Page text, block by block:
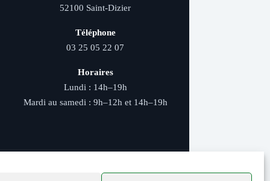
52100 Saint-Dizier
Téléphone
03 25 05 22 07
Horaires
Lundi : 14h–19h
Mardi au samedi : 9h–12h et 14h–19h